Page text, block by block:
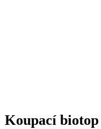
Koupací biotop